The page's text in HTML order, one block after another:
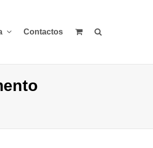
Contactos